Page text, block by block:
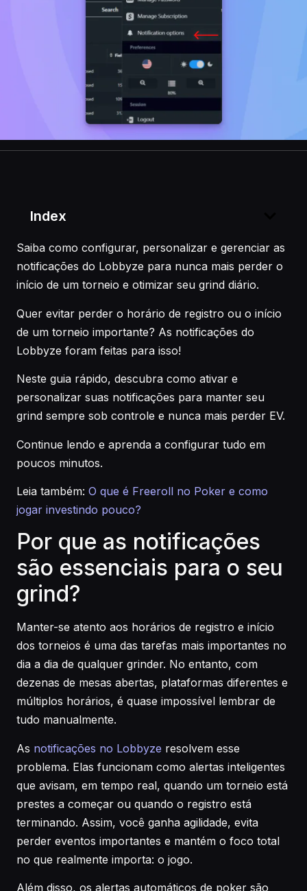
Index
Saiba como configurar, personalizar e gerenciar as
notificações do Lobbyze para nunca mais perder o
início de um torneio e otimizar seu grind diário.
Quer evitar perder o horário de registro ou o início
de um torneio importante? As notificações do
Lobbyze foram feitas para isso!
Neste guia rápido, descubra como ativar e
personalizar suas notificações para manter seu
grind sempre sob controle e nunca mais perder EV.
Continue lendo e aprenda a configurar tudo em
poucos minutos.
Leia também: O que é Freeroll no Poker e como
jogar investindo pouco?
Por que as notificações
são essenciais para o seu
grind?
Manter-se atento aos horários de registro e início
dos torneios é uma das tarefas mais importantes no
dia a dia de qualquer grinder. No entanto, com
dezenas de mesas abertas, plataformas diferentes e
múltiplos horários, é quase impossível lembrar de
tudo manualmente.
As notificações no Lobbyze resolvem esse
problema. Elas funcionam como alertas inteligentes
que avisam, em tempo real, quando um torneio está
prestes a começar ou quando o registro está
terminando. Assim, você ganha agilidade, evita
perder eventos importantes e mantém o foco total
no que realmente importa: o jogo.
Além disso, os alertas automáticos de poker são